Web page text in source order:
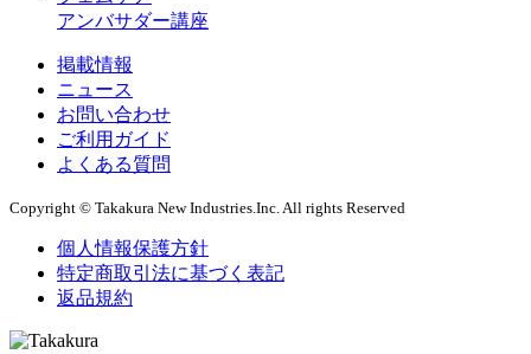
アンバサダー講座
掲載情報
ニュース
お問い合わせ
ご利用ガイド
よくある質問
Copyright © Takakura New Industries.Inc. All rights Reserved
個人情報保護方針
特定商取引法に基づく表記
返品規約